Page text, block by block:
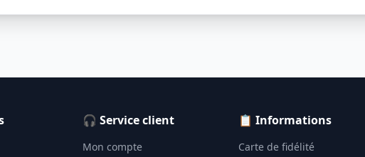
🎧 Service client
Mon compte
📋 Informations
Carte de fidélité